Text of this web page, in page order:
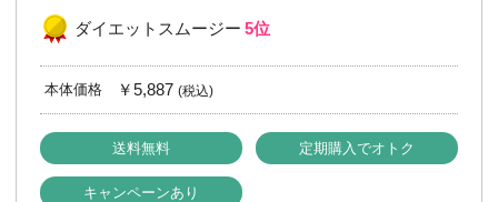
ダイエットスムージー 5位
本体価格 ￥5,887 (税込)
送料無料 定期購入でオトク
キャンペーンあり